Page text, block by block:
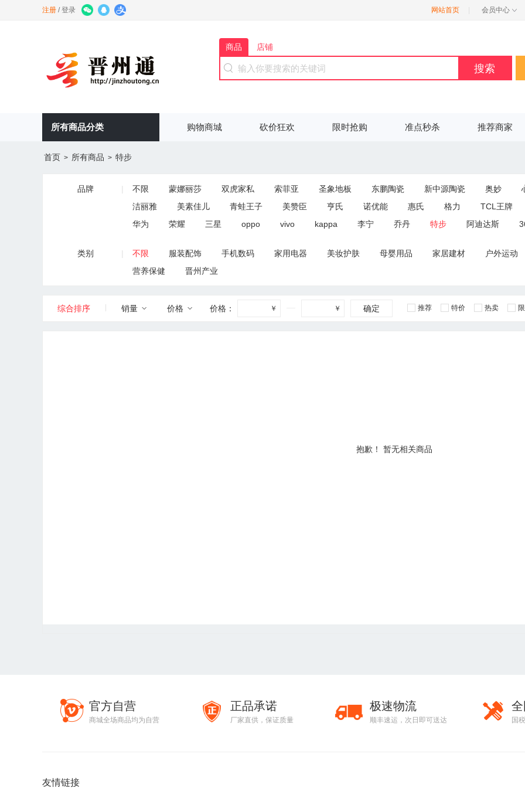
注册 /登录 网站首页 会员中心
商品 店铺
搜索
所有商品分类 购物商城 砍价狂欢 限时抢购 准点秒杀 推荐商家
首页 > 所有商品 > 特步
品牌 | 不限 蒙娜丽莎 双虎家私 索菲亚 圣象地板 东鹏陶瓷 新中源陶瓷 奥妙
洁丽雅
美素佳儿 青蛙王子 美赞臣 亨氏 诺优能 惠氏 格力
TCL王牌
华为
荣耀 三星 oppo vivo kappa 李宁 乔丹 特步 阿迪达斯
木林森
骆驼 都市丽人 爱慕 秋水伊人 韩都衣舍 阿迪达斯 诗篇
吉利
BUICK/别克
类别 | 不限 服装配饰 手机数码 家用电器 美妆护肤 母婴用品 家居建材
户外运动
营养保健
晋州产业
综合排序 销量 价格 价格： ￥ ￥ 确定 推荐 特价 热卖
抱歉！ 暂无相关商品
官方自营
商城全场商品均为自营
正品承诺
厂家直供，保证质量
极速物流
顺丰速运，次日即可送达 国
友情链接